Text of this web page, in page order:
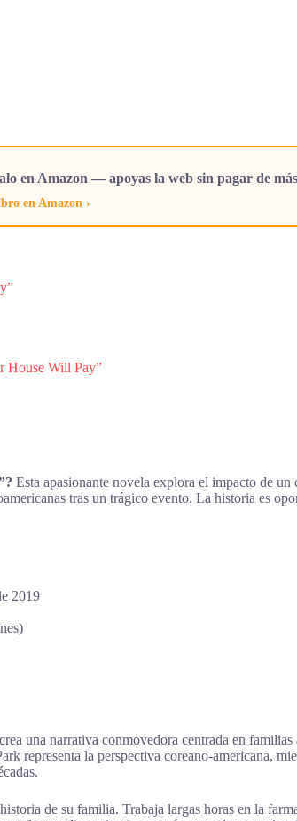
en Amazon — apoyas la web sin pagar de
en Amazon ›
House Will Pay”
Esta apasionante novela explora el impacto de
tras un trágico evento. La historia es
2019
una narrativa conmovedora centrada en
representa la perspectiva coreano-americana,
de su familia. Trabaja largas horas en la